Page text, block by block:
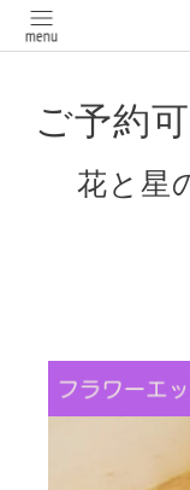
ご予約
花と星